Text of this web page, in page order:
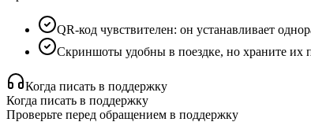
QR-код чувствителен: он устанавливает
Скриншоты удобны в поездке, но храните их
Когда писать в поддержку
Когда писать в поддержку
Проверьте перед обращением в поддержку